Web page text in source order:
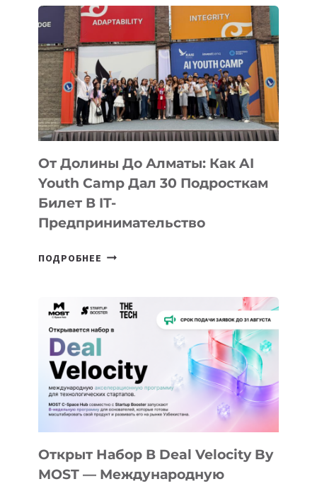
От Долины До Алматы: Как AI
Youth Camp Дал 30 Подросткам
Билет В IT-
Предпринимательство
ПОДРОБНЕЕ ОТ
АЛМАТЫ:
КАК
AI
YOUTH
CAMP
ДАЛ
30
ПОДРОСТКАМ
БИЛЕТ
В
Открыт Набор В Deal Velocity By
MOST — Международную